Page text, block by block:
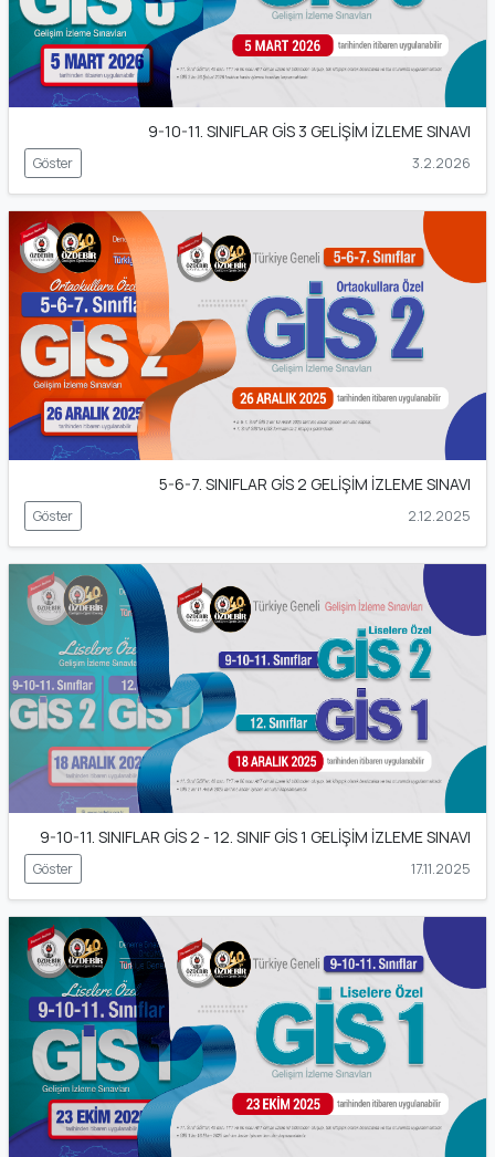
9-10-11. SINIFLAR GİS 3 GELİŞİM İZLEME SINAVI
Göster 3.2.2026
5-6-7. SINIFLAR GİS 2 GELİŞİM İZLEME SINAVI
Göster 2.12.2025
9-10-11. SINIFLAR GİS 2 - 12. SINIF GİS 1 GELİŞİM İZLEME SINAVI
Göster 17.11.2025